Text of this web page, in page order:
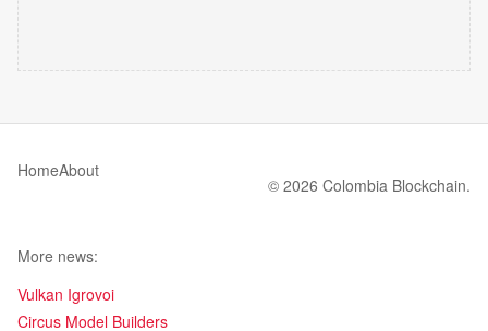
HomeAbout
© 2026 Colombia Blockchain.
More news:
Vulkan Igrovoi
Circus Model Builders